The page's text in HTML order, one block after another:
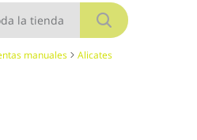
Buscar
manuales Alicates